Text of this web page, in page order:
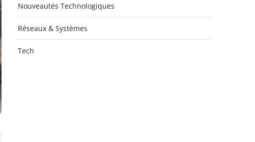
Nouveautés Technologiques
Réseaux & Systèmes
Tech